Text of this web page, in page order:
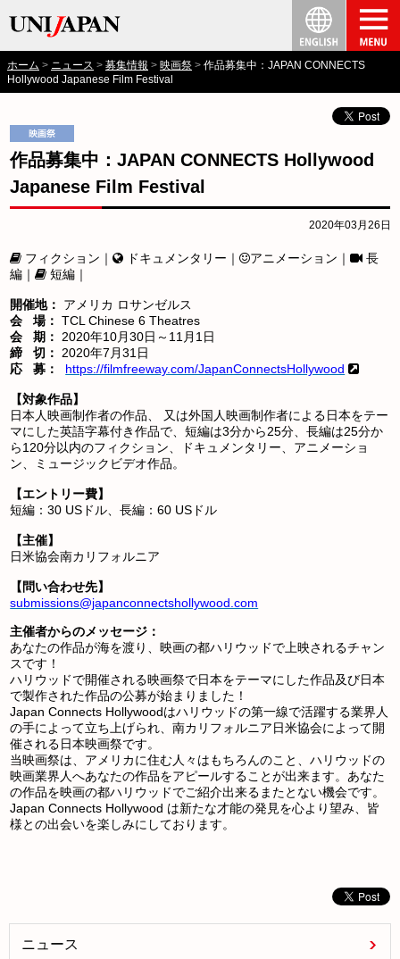
ホーム ニュース 募集情報 映画祭
作品募集中：JAPAN CONNECTS
Hollywood Japanese Film Festival
作品募集中：JAPAN CONNECTS Hollywood
Japanese Film Festival
2020年03月26日
フィクション｜ ドキュメンタリー｜ アニメーション｜
長
編｜
短編｜
開催地： アメリカ ロサンゼルス
会 場：TCL Chinese 6 Theatres
会 期：2020年10月30日～11月1日
締 切：2020年7月31日
応 募：
https://filmfreeway.com/JapanConnectsHollywood
【対象作品】
日本人映画制作者の作品、 又は外国人映画制作者による日本をテー
マにした英語字幕付き作品で、短編は3分から25分、長編は25分か
ら120分以内のフィクション、ドキュメンタリー、アニメーショ
ン、ミュージックビデオ作品。
【エントリー費】
短編：30 USドル、長編：60 USドル
【主催】
日米協会南カリフォルニア
【問い合わせ先】
submissions@japanconnectshollywood.com
主催者からのメッセージ：
あなたの作品が海を渡り、映画の都ハリウッドで上映されるチャン
スです！
ハリウッドで開催される映画祭で日本をテーマにした作品及び日本
で製作された作品の公募が始まりました！
Japan Connects Hollywoodはハリウッドの第一線で活躍する業界人
の手によって立ち上げられ、南カリフォルニア日米協会によって開
催される日本映画祭です。
当映画祭は、アメリカに住む人々はもちろんのこと、ハリウッドの
映画業界人へあなたの作品をアピールすることが出来ます。あなた
の作品を映画の都ハリウッドでご紹介出来るまたとない機会です。
Japan Connects Hollywood は新たな才能の発見を心より望み、皆
様との出会いを楽しみにしております。
ニュース